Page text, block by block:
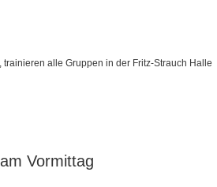
alle Gruppen in der Fritz-Strauch Halle
Vormittag